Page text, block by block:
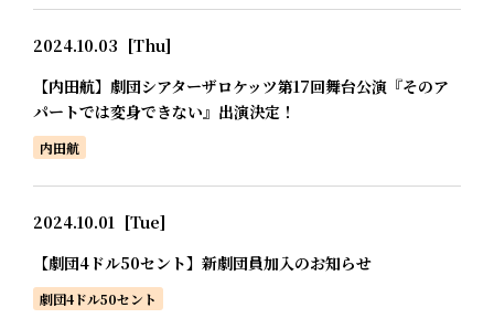
2024.10.03 [Thu]
【内田航】劇団シアターザロケッツ第17回舞台公演『そのア
パートでは変身できない』出演決定！
内田航
2024.10.01 [Tue]
【劇団4ドル50セント】新劇団員加入のお知らせ
劇団4ドル50セント